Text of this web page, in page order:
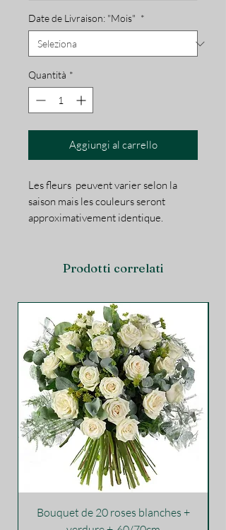
Date de Livraison: "Mois" *
Quantità *
Aggiungi al carrello
Les fleurs peuvent varier selon la
saison mais les couleurs seront
approximativement identique.
Prodotti correlati
Bouquet de 20 roses blanches +